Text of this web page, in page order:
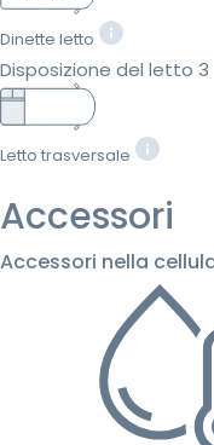
Dinette letto
Disposizione del letto 3
Letto trasversale
Accessori
Accessori nella